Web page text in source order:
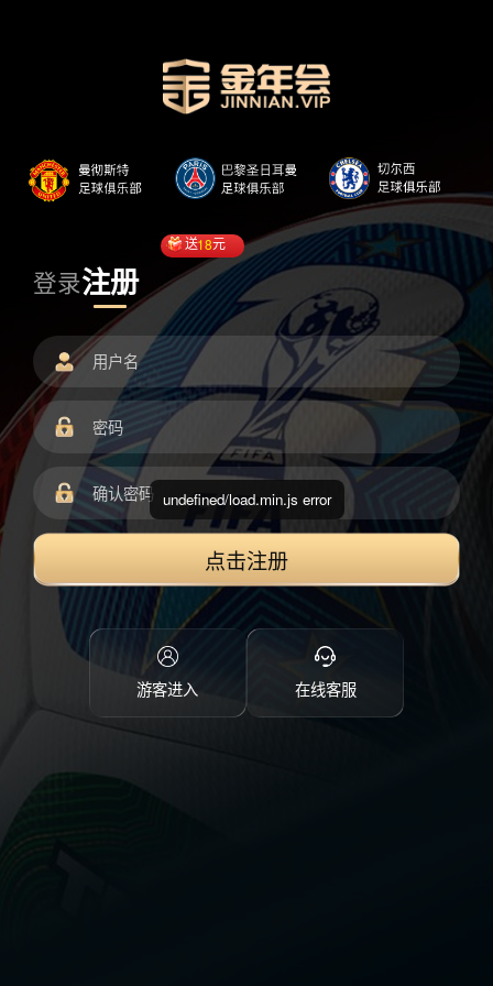
登录注册
送18元
点击注册
游客进入 在线客服
undefined/load.min.js error